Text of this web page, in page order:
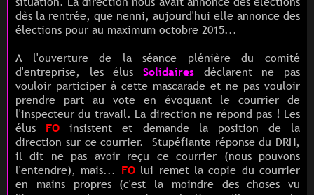
dès la rentrée, que nenni, aujourd'hui elle annonce des
élections pour au maximum octobre 2015...
A l'ouverture de la séance plénière du comité
d'entreprise, les élus Solidaires déclarent ne pas
vouloir participer à cette mascarade et ne pas vouloir
prendre part au vote en évoquant le courrier de
l'inspecteur du travail. La direction ne répond pas ! Les
élus FO insistent et demande la position de la
direction sur ce courrier. Stupéfiante réponse du DRH,
il dit ne pas avoir reçu ce courrier (nous pouvons
l'entendre), mais... FOlui remet la copie du courrier
en mains propres (c'est la moindre des choses vu